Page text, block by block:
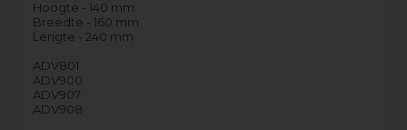
Hoogte - 140 mm
Breedte - 160 mm
Lengte - 240 mm
ADV801
ADV900
ADV907
ADV908